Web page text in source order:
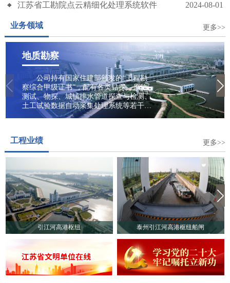
江苏省工勘院点云精细化处理系统软件 2024-08-01
业务领域 更多>>
地质勘察
公司持有国家住建部颁发的“工程勘
察综合甲级证书”，配有各类钻探、原位
测试、物探、城镇排水管道探查与检测、
土工试验数据自动采集处理系统等若干勘
察设备仪器。业务范围包括水电与新能
质、岩土工程勘察/设计、污染场地勘察、
土壤污染状况调查、地质灾害危险性评
估、岩土工程监测检测、城镇排水管道探
查与检测、岩石/土壤/地下水及建筑材料
试验、工程咨询、地质勘察技术服务、地
质灾害治理工程勘查、地质灾害评估、地
下水资源调查、堤防隐患探测、穿河管道
精确探测等多项业务。
工程业绩 更多>>
引江河高港枢纽 泰州引江河高港枢纽船闸